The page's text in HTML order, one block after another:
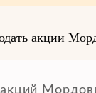
акции